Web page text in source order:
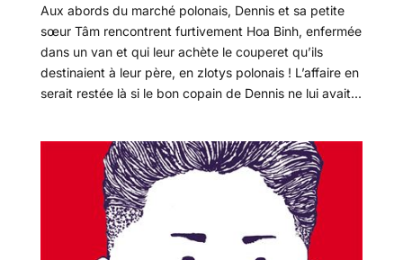
Aux abords du marché polonais, Dennis et sa petite
sœur Tâm rencontrent furtivement Hoa Binh, enfermée
dans un van et qui leur achète le couperet qu’ils
destinaient à leur père, en zlotys polonais ! L’affaire en
serait restée là si le bon copain de Dennis ne lui avait...